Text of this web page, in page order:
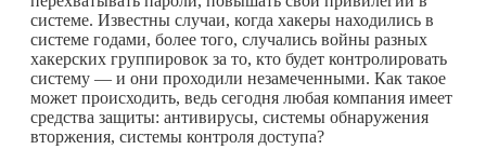
системе. Известны случаи, когда хакеры находились в
системе годами, более того, случались войны разных
хакерских группировок за то, кто будет контролировать
систему — и они проходили незамеченными. Как такое
может происходить, ведь сегодня любая компания имеет
средства защиты: антивирусы, системы обнаружения
вторжения, системы контроля доступа?